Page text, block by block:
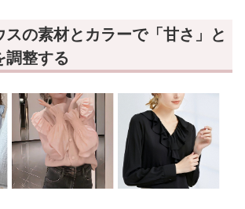
スの素材とカラーで「甘さ」と
調整する